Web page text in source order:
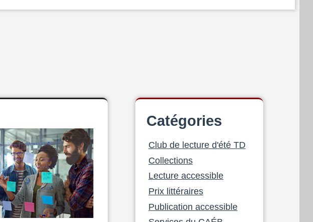
Catégories
Club de lecture d'été TD
Collections
Lecture accessible
Prix littéraires
Publication accessible